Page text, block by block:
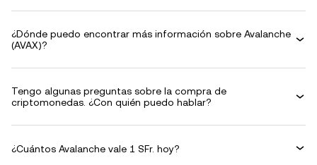
¿Dónde puedo encontrar más información sobre Avalanche
(AVAX)?
Tengo algunas preguntas sobre la compra de
criptomonedas. ¿Con quién puedo hablar?
¿Cuántos Avalanche vale 1 SFr. hoy?